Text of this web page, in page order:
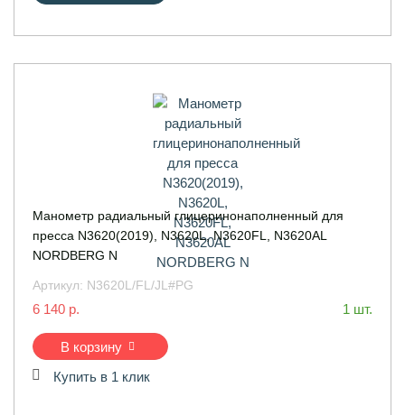
Манометр радиальный глицеринонаполненный для
пресса N3620(2019), N3620L, N3620FL, N3620AL
NORDBERG N
Артикул: N3620L/FL/JL#PG
6 140 р. 1 шт.
В корзину
Купить в 1 клик